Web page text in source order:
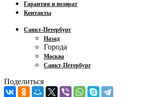
Гарантия и возврат
Контакты
Санкт-Петербург
Назад
Города
Москва
Санкт-Петербург
Поделиться